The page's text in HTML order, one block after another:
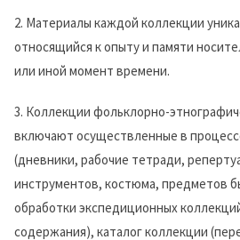
2. Материалы каждой коллекции
относящийся к опыту и памяти
или иной момент времени.
3. Коллекции фольклорно-
включают осуществленные в
(дневники, рабочие тетради,
инструментов, костюма, предметов
обработки экспедиционных
содержания), каталог коллекции